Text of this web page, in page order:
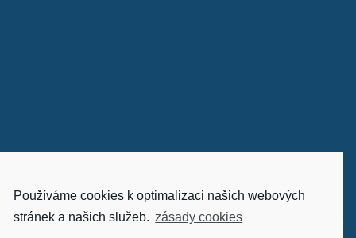
Používáme cookies k optimalizaci našich webových
stránek a našich služeb. zásady cookies